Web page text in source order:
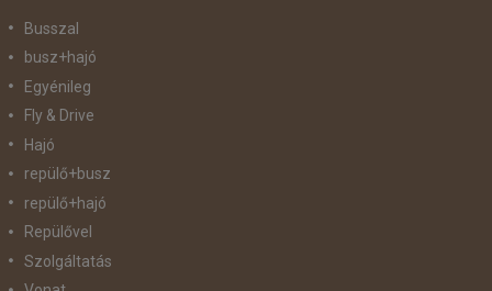
Busszal
busz+hajó
Egyénileg
Fly & Drive
Hajó
repülő+busz
repülő+hajó
Repülővel
Szolgáltatás